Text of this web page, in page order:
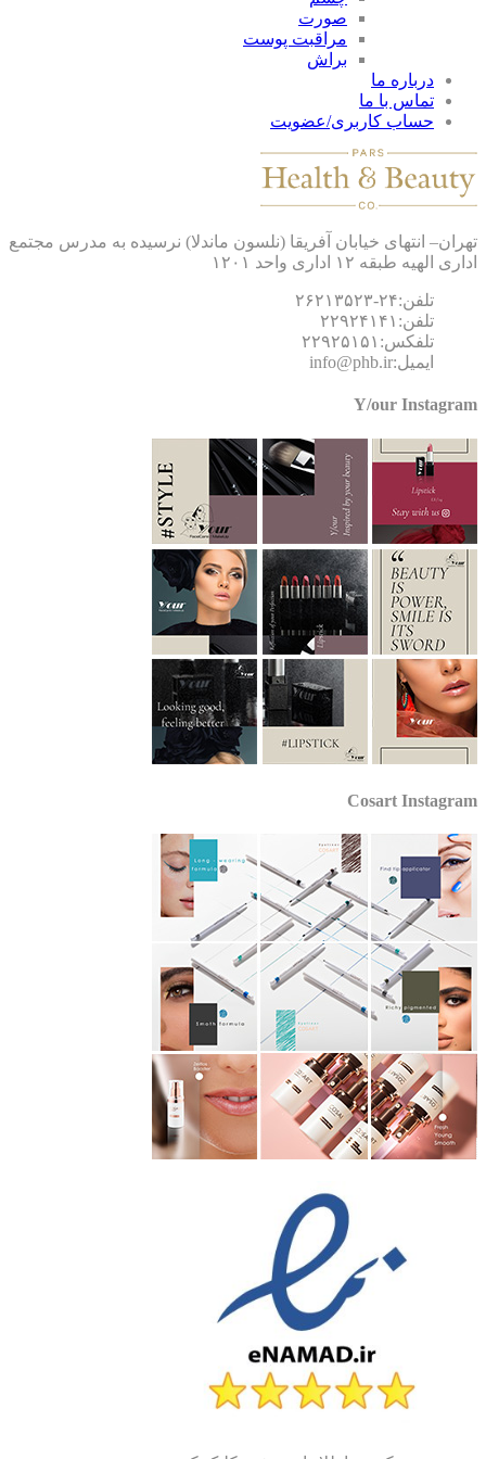
صورت
مراقبت پوست
براش
درباره ما
تماس با ما
حساب کاربری/عضویت
انتهای خیابان آفریقا (نلسون ماندلا) نرسیده به مدرس مجتمع
الهیه طبقه ۱۲ اداری واحد ۱۲۰۱
تلفن:۲۴-۲۶۲۱۳۵۲۳
تلفن:۲۲۹۲۴۱۴۱
تلفکس:۲۲۹۲۵۱۵۱
ایمیل:info@phb.ir
Y/our
Cosart